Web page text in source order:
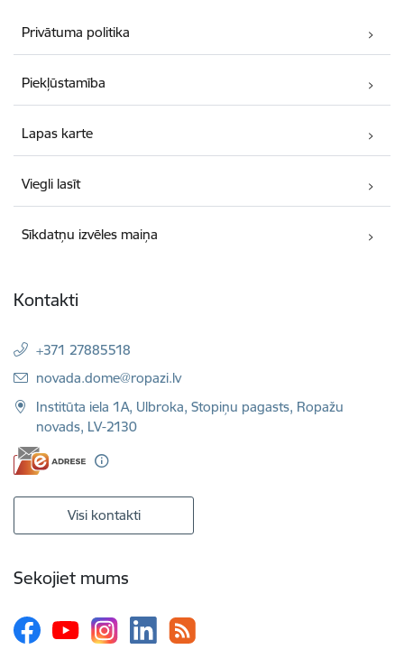
Privātuma politika
Piekļūstamība
Lapas karte
Viegli lasīt
Sīkdatņu izvēles maiņa
Kontakti
+371 27885518
E-pasts:
novada.dome@ropazi.lv
Institūta iela 1A, Ulbroka, Stopiņu pagasts, Ropažu
novads, LV-2130
Visi kontakti
Sekojiet mums